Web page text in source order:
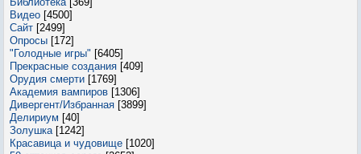
Видео [4500]
Сайт [2499]
Опросы [172]
"Голодные игры" [6405]
Прекрасные создания [409]
Орудия смерти [1769]
Академия вампиров [1306]
Дивергент/Избранная [3899]
Делириум [40]
Золушка [1242]
Красавица и чудовище [1020]